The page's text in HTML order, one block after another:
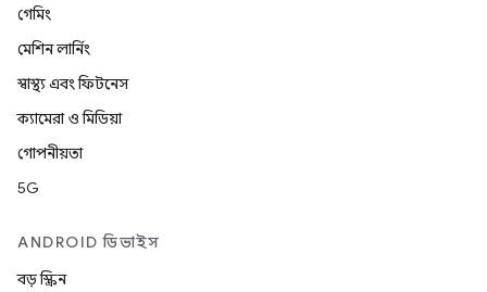
গেমিং
মেশিন লার্নিং
স্বাস্থ্য এবং ফিটনেস
ক্যামেরা ও মিডিয়া
গোপনীয়তা
5G
ANDROID ডিভাইস
বড় স্ক্রিন